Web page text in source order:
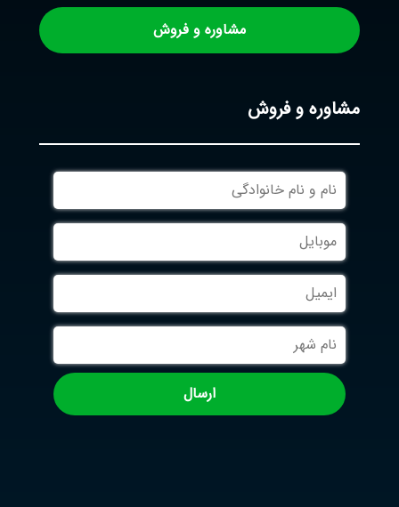
مشاوره و فروش
مشاوره و فروش
نام
و
نام
خانوادگی
موبایل
ایمیل
نام
شهر